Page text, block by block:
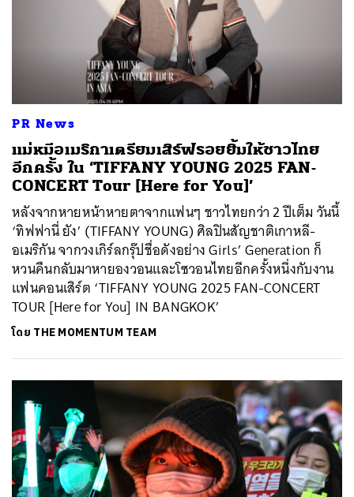
PR News
แม่หมีอเมริกาเตรียมเสิร์ฟรอยยิ้มให้ชาวไทย
อีกครั้ง ใน ‘TIFFANY YOUNG 2025 FAN-
CONCERT Tour [Here for You]’
หลังจากหายหน้าหายตาจากแฟนๆ ชาวไทยกว่า 2 ปีเต็ม วันนี้
‘ทิฟฟานี่ ยัง’ (TIFFANY YOUNG) ศิลปินสัญชาติเกาหลี-
อเมริกัน จากวงเกิร์ลกรุ๊ปชื่อดังอย่าง Girls’ Generation ก็
หวนคืนกลับมาหายองวอนและโซวอนไทยอีกครั้งหนึ่งกับงาน
แฟนคอนเสิร์ต ‘TIFFANY YOUNG 2025 FAN-CONCERT
TOUR [Here for You] IN BANGKOK’
โดย THE MOMENTUM TEAM